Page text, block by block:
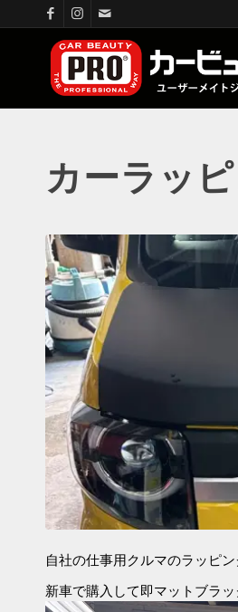
カーラッ
自社の仕事用クルマのラッピ
新車で購入して即マットブラ